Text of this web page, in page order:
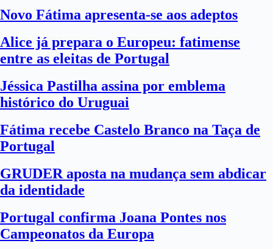
Novo Fátima apresenta-se aos adeptos
Alice já prepara o Europeu: fatimense
entre as eleitas de Portugal
Jéssica Pastilha assina por emblema
histórico do Uruguai
Fátima recebe Castelo Branco na Taça de
Portugal
GRUDER aposta na mudança sem abdicar
da identidade
Portugal confirma Joana Pontes nos
Campeonatos da Europa